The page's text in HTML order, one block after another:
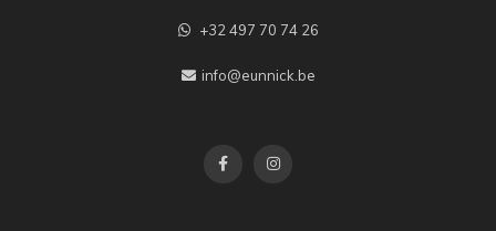
+32 497 70 74 26
info@eunnick.be